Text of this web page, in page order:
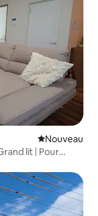
Nouvel
Nouveau
lit | Pour